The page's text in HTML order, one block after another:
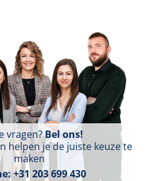
vragen?Bel ons!
helpen je de juiste keuze te
maken
+31 203 699 430